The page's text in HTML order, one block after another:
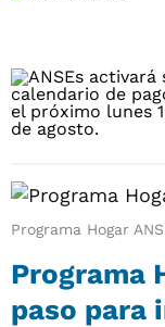
Programa Hogar
Programa
paso para